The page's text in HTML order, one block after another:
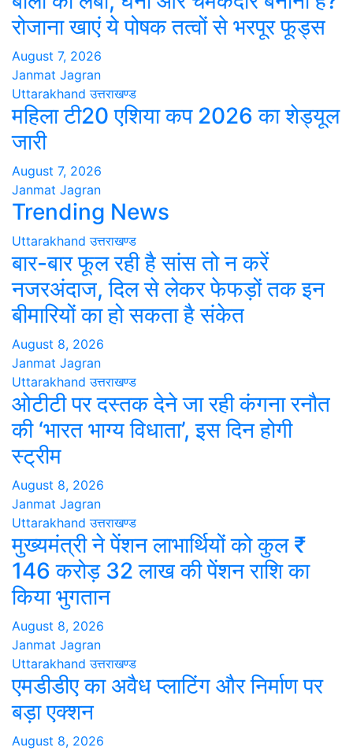
रोजाना खाएं ये पोषक तत्वों से भरपूर फूड्स
August 7, 2026
Janmat Jagran
Uttarakhand उत्तराखण्ड
महिला टी20 एशिया कप 2026 का शेड्यूल
जारी
August 7, 2026
Janmat Jagran
Trending News
Uttarakhand उत्तराखण्ड
बार-बार फूल रही है सांस तो न करें
नजरअंदाज, दिल से लेकर फेफड़ों तक इन
बीमारियों का हो सकता है संकेत
August 8, 2026
Janmat Jagran
Uttarakhand उत्तराखण्ड
ओटीटी पर दस्तक देने जा रही कंगना रनौत
की ‘भारत भाग्य विधाता’, इस दिन होगी
स्ट्रीम
August 8, 2026
Janmat Jagran
Uttarakhand उत्तराखण्ड
मुख्यमंत्री ने पेंशन लाभार्थियों को कुल ₹
146 करोड़ 32 लाख की पेंशन राशि का
किया भुगतान
August 8, 2026
Janmat Jagran
Uttarakhand उत्तराखण्ड
एमडीडीए का अवैध प्लाटिंग और निर्माण पर
बड़ा एक्शन
August 8, 2026